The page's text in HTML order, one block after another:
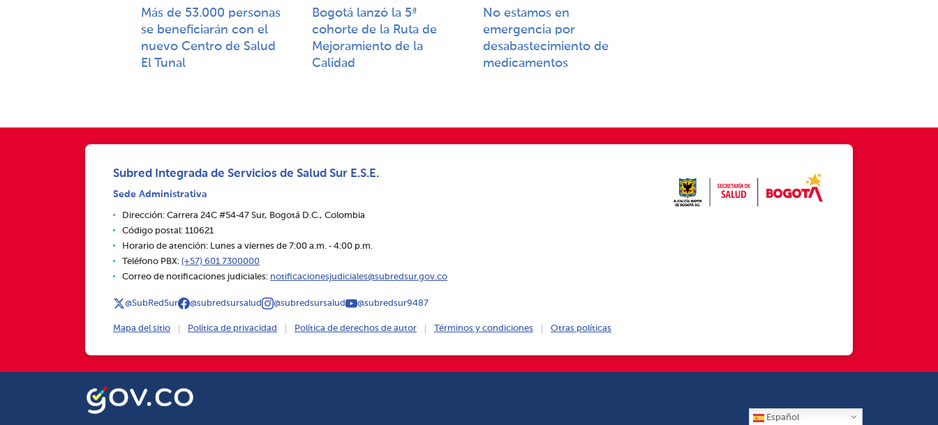
Más de 53.000 personas
se beneficiarán con el
nuevo Centro de Salud
El Tunal
Bogotá lanzó la 5ª
cohorte de la Ruta de
Mejoramiento de la
Calidad​​
No estamos en
emergencia por
desabastecimiento de
medicamentos
Subred Integrada de Servicios de Salud Sur E.S.E.
Sede Administrativa
Dirección: Carrera 24C #54‑47 Sur, Bogotá D.C., Colombia
Código postal: 110621
Horario de atención: Lunes a viernes de 7:00 a.m. ‑ 4:00 p.m.
Teléfono PBX: (+57) 601 7300000
Correo de notificaciones judiciales: notificacionesjudiciales@subredsur.gov.co
@SubRedSur @subredsursalud @subredsursalud @subredsur9487
Mapa del sitio Política de privacidad Política de derechos de autor Términos y condiciones Otras políticas
Español